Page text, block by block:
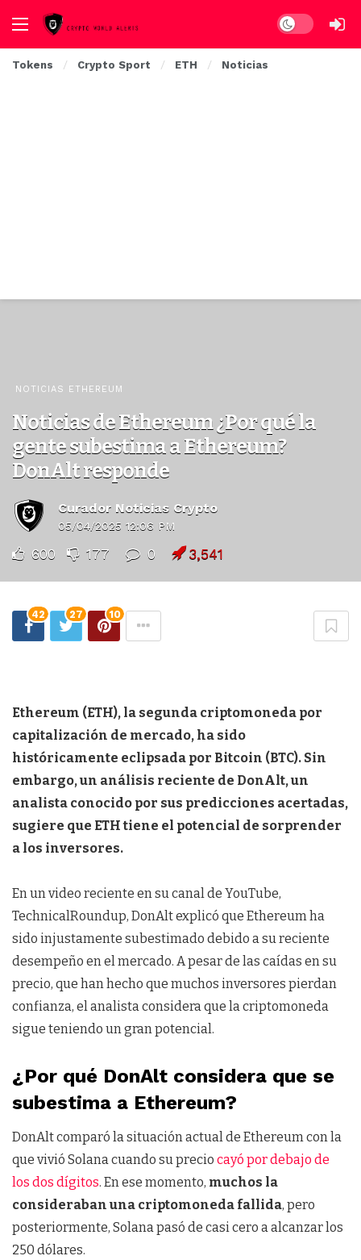
Dark mode
Tokens Crypto Sport ETH Noticias
NOTICIAS ETHEREUM
Noticias de Ethereum ¿Por qué la
gente subestima a Ethereum?
DonAlt responde
Curador Noticias Crypto
05/04/2025 12:06 PM
600 177 0 3,541
42 27 10
Ethereum (ETH), la segunda criptomoneda por
capitalización de mercado, ha sido
históricamente eclipsada por Bitcoin (BTC). Sin
embargo, un análisis reciente de DonAlt, un
analista conocido por sus predicciones acertadas,
sugiere que ETH tiene el potencial de sorprender
a los inversores.
En un video reciente en su canal de YouTube,
TechnicalRoundup, DonAlt explicó que Ethereum ha
sido injustamente subestimado debido a su reciente
desempeño en el mercado. A pesar de las caídas en su
precio, que han hecho que muchos inversores pierdan
confianza, el analista considera que la criptomoneda
sigue teniendo un gran potencial.
¿Por qué DonAlt considera que se
subestima a Ethereum?
DonAlt comparó la situación actual de Ethereum con la
que vivió Solana cuando su precio cayó por debajo de
los dos dígitos. En ese momento, muchos la
consideraban una criptomoneda fallida, pero
posteriormente, Solana pasó de casi cero a alcanzar los
250 dólares.